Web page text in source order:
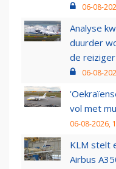
06-08-
Analyse
duurder
de reiziger
06-08-
vol met
06-08-2026,
KLM stelt
Airbus